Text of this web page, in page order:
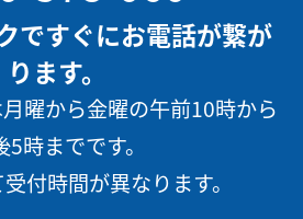
ですぐにお電話が繋が
ります。
曜から金曜の午前10時から
5時までです。
付時間が異なります。